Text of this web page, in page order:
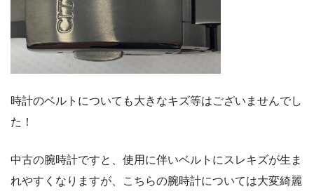
時計のベルトについても大きなキズ等はございませんでし
た！
中古の腕時計ですと、使用に伴いベルトにスレキズが生ま
れやすくなりますが、こちらの腕時計については大変綺麗